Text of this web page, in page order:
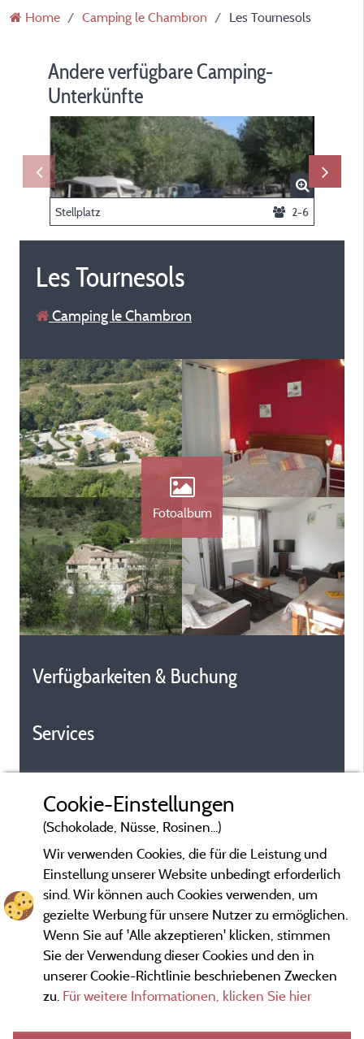
Home Camping le Chambron Les Tournesols
Andere verfügbare Camping-
Unterkünfte
Stellplatz 2-6
Les Tournesols
Camping le Chambron
Fotoalbum
Verfügbarkeiten & Buchung
Services
Gesetzliche Bedingungen
Cookie-Einstellungen
(Schokolade, Nüsse, Rosinen...)
Wir verwenden Cookies, die für die Leistung und
Einstellung unserer Website unbedingt erforderlich
sind. Wir können auch Cookies verwenden, um
gezielte Werbung für unsere Nutzer zu ermöglichen.
Wenn Sie auf 'Alle akzeptieren' klicken, stimmen
Sie der Verwendung dieser Cookies und den in
unserer Cookie-Richtlinie beschriebenen Zwecken
zu. Für weitere Informationen, klicken Sie hier